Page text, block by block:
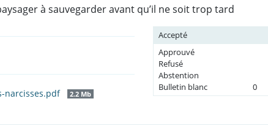
à sauvegarder avant qu’il ne soit trop tard
narcisses.pdf 2.2 Mb
Accepté
Approuvé
Refusé
Abstention
Bulletin blanc
0